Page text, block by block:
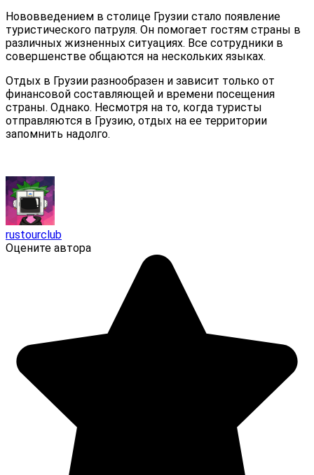
Нововведением в столице Грузии стало появление
туристического патруля. Он помогает гостям страны в
различных жизненных ситуациях. Все сотрудники в
совершенстве общаются на нескольких языках.
Отдых в Грузии разнообразен и зависит только от
финансовой составляющей и времени посещения
страны. Однако. Несмотря на то, когда туристы
отправляются в Грузию, отдых на ее территории
запомнить надолго.
rustourclub
Оцените автора